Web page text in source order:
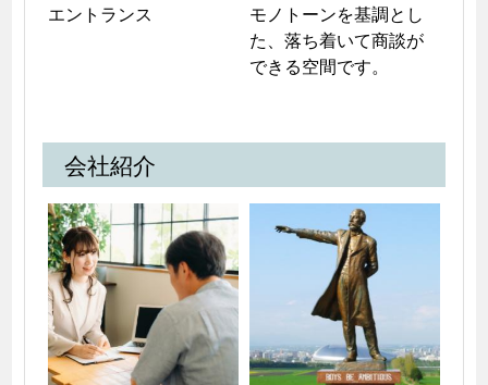
エントランス
モノトーンを基調とし
た、落ち着いて商談が
できる空間です。
会社紹介